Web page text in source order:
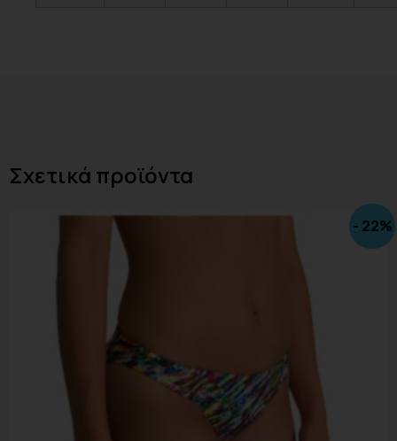
Σχετικά προϊόντα
- 22%